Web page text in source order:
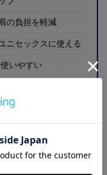
の負担を軽減
ニセックスに使える
いやすい